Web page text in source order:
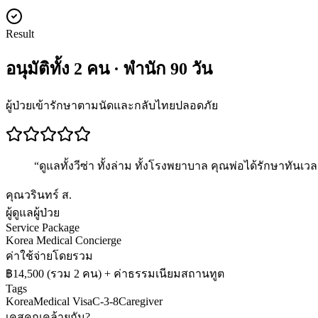
Result
อนุมัติทั้ง 2 คน · พำนัก 90 วัน
ผู้ป่วยเข้ารักษาตามนัดและกลับไทยปลอดภัย
“ดูแลทั้งวีซ่า ทั้งล่าม ทั้งโรงพยาบาล คุณพ่อได้รักษาทันเว
คุณวรินทร์ ส.
ผู้ดูแลผู้ป่วย
Service Package
Korea Medical Concierge
ค่าใช้จ่ายโดยรวม
฿14,500 (รวม 2 คน) + ค่าธรรมเนียมสถานทูต
Tags
KoreaMedical VisaC-3-8Caregiver